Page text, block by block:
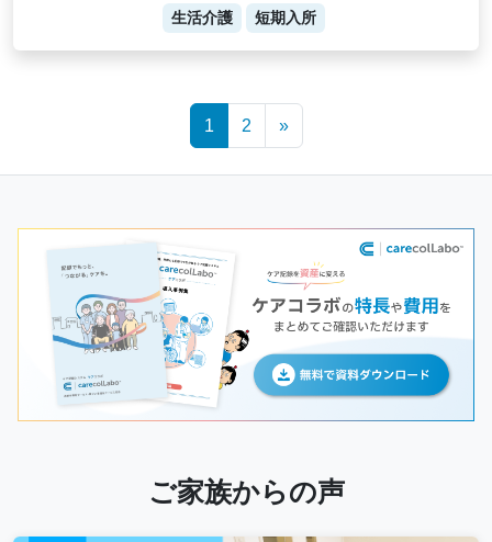
生活介護
短期入所
1 2 »
ご家族からの声